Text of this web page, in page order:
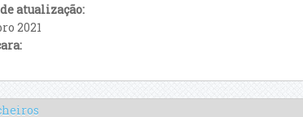
atualização:
2021